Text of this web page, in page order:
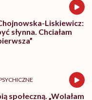
Liskiewicz:
słynna. Chciałam
społeczną. „Wolałam